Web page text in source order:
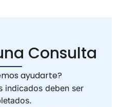
Consulta
ayudarte?
indicados deben ser